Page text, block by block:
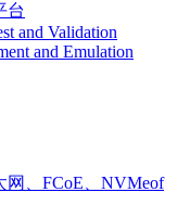
台
and Validation
and Emulation
网、FCoE、NVMeof